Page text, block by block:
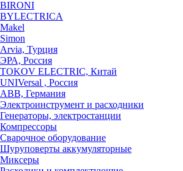
BIRONI
BYLECTRICA
Makel
Simon
Arvia, Турция
ЭРА, Россия
TOKOV ELECTRIC, Китай
UNIVersal , Россия
ABB, Германия
Электроинструмент и расходники
Генераторы, электростанции
Компрессоры
Сварочное оборудование
Шуруповерты аккумуляторные
Миксеры